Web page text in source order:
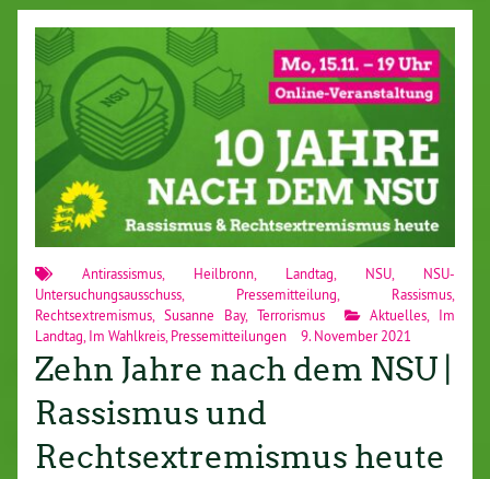
Antirassismus Heilbronn Landtag NSU
NSU-
Untersuchungsausschuss
Pressemitteilung Rassismus
Rechtsextremismus
Susanne Bay, Terrorismus Aktuelles
Im
Landtag Im Wahlkreis Pressemitteilungen 9. November 2021
Zehn Jahre nach dem NSU |
Rassismus und
Rechtsextremismus heute